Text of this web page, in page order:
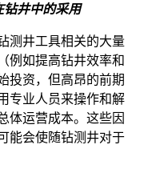
钻井中的采用
测井工具相关的大量
例如提高钻井效率和
投资，但高昂的前期
专业人员来操作和解
体运营成本。这些因
能会使随钻测井对于